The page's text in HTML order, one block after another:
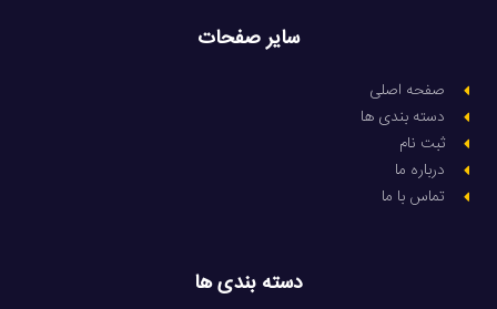
سایر صفحات
صفحه اصلی
دسته بندی ها
ثبت نام
درباره ما
تماس با ما
دسته بندی ها